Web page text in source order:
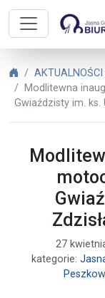
Biuro
Biuro Prasowe
Modlitewna
Gwiaździsty im. ks.
27
kategorie: